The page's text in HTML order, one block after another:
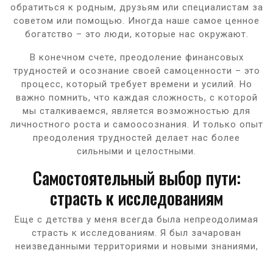
обратиться к родным, друзьям или специалистам за
советом или помощью. Иногда наше самое ценное
богатство – это люди, которые нас окружают.
В конечном счете, преодоление финансовых
трудностей и осознание своей самоценности – это
процесс, который требует времени и усилий. Но
важно помнить, что каждая сложность, с которой
мы сталкиваемся, является возможностью для
личностного роста и самоосознания. И только опыт
преодоления трудностей делает нас более
сильными и целостными.
Самостоятельный выбор пути:
страсть к исследованиям
Еще с детства у меня всегда была непреодолимая
страсть к исследованиям. Я был зачарован
неизведанными территориями и новыми знаниями,